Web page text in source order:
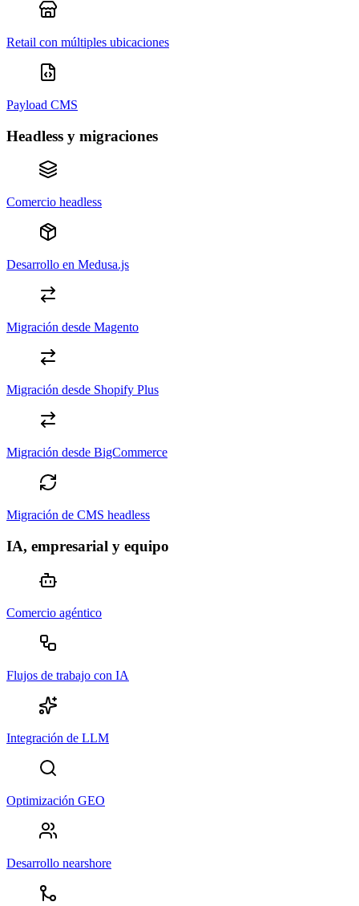
Retail con múltiples ubicaciones
Payload CMS
Headless y migraciones
Comercio headless
Desarrollo en Medusa.js
Migración desde Magento
Migración desde Shopify Plus
Migración desde BigCommerce
Migración de CMS headless
IA, empresarial y equipo
Comercio agéntico
Flujos de trabajo con IA
Integración de LLM
Optimización GEO
Desarrollo nearshore